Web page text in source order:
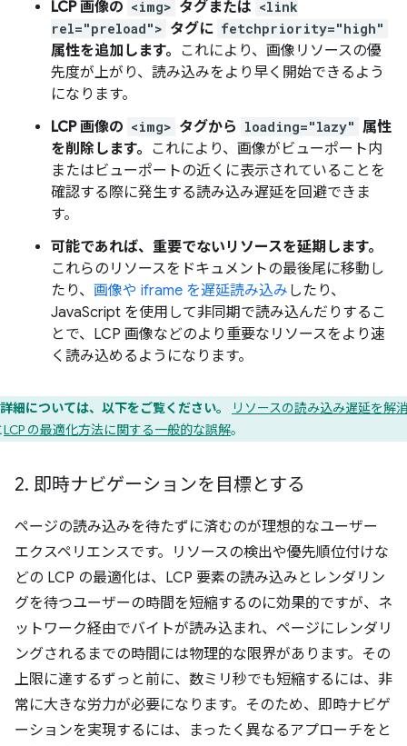
LCP 画像の <img> タグまたは <link
rel="preload"> タグに fetchpriority="high"
属性を追加します。
これにより、画像リソースの優
先度が上がり、読み込みをより早く開始できるよう
になります。
LCP 画像の <img> タグから loading="lazy" 属性
を削除します。
これにより、画像がビューポート内
またはビューポートの近くに表示されていることを
確認する際に発生する読み込み遅延を回避できま
す。
可能であれば、重要でないリソースを延期します。
これらのリソースをドキュメントの最後尾に移動し
たり、 画像や iframe を遅延読み込み したり、
JavaScript を使用して非同期で読み込んだりするこ
とで、LCP 画像などのより重要なリソースをより速
く読み込めるようになります。
詳細については、以下をご覧ください。
リソースの読み込み遅延を解
LCP の最適化方法に関する一般的な誤解。
2. 即時ナビゲーションを目標とする
ページの読み込みを待たずに済むのが理想的なユーザー
エクスペリエンスです。リソースの検出や優先順位付けな
どの LCP の最適化は、LCP 要素の読み込みとレンダリン
グを待つユーザーの時間を短縮するのに効果的ですが、ネ
ットワーク経由でバイトが読み込まれ、ページにレンダリ
ングされるまでの時間には物理的な限界があります。その
上限に達するずっと前に、数ミリ秒でも短縮するには、非
常に大きな労力が必要になります。そのため、即時ナビゲ
ーションを実現するには、まったく異なるアプローチをと